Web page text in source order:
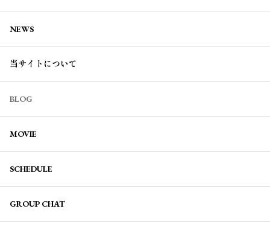
NEWS
当サイトについて
BLOG
MOVIE
SCHEDULE
GROUP CHAT